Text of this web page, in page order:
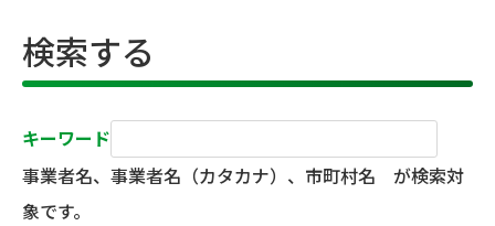
検索する
キーワード
事業者名、事業者名（カタカナ）、市町村名 が検索対
象です。